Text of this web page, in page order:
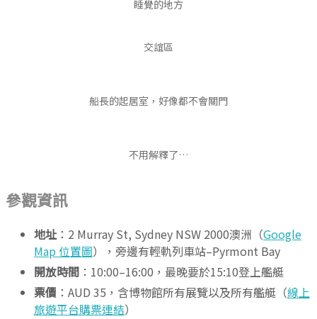
睡覺的地方
交誼區
船長的起居室，好像都不會關門
不用解釋了…
參觀資訊
地址：2 Murray St, Sydney NSW 2000澳洲（Google
Map 位置圖），旁邊有輕軌列車站–Pyrmont Bay
開放時間 ：10:00–16:00，最晚要於15:10登上艦艇
票價 ：AUD 35，含博物館所有展覽以及所有艦艇（線上
旅遊平台購票連結）